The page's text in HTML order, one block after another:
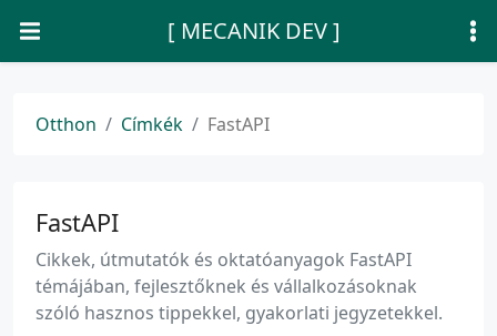
[ MECANIK DEV ]
Otthon Címkék FastAPI
FastAPI
Cikkek, útmutatók és oktatóanyagok FastAPI
témájában, fejlesztőknek és vállalkozásoknak
szóló hasznos tippekkel, gyakorlati jegyzetekkel.